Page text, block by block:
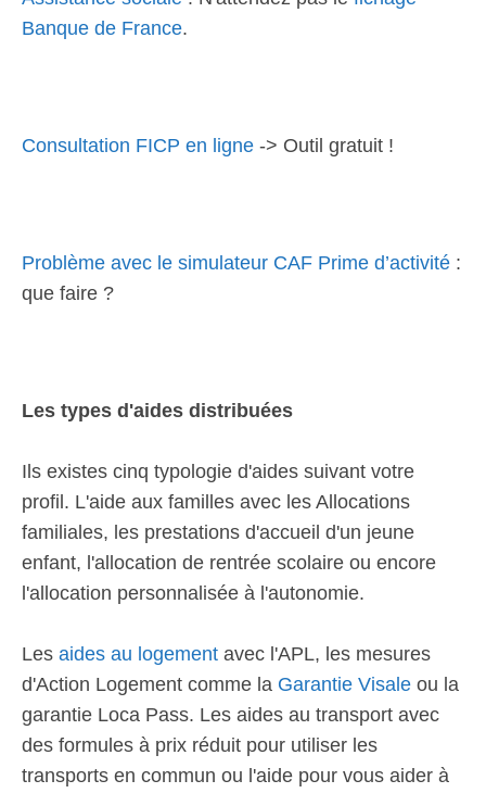
Banque de France.
Consultation FICP en ligne -> Outil gratuit !
Problème avec le simulateur CAF Prime d’activité :
que faire ?
Les types d'aides distribuées
Ils existes cinq typologie d'aides suivant votre
profil. L'aide aux familles avec les Allocations
familiales, les prestations d'accueil d'un jeune
enfant, l'allocation de rentrée scolaire ou encore
l'allocation personnalisée à l'autonomie.
Les aides au logement avec l'APL, les mesures
d'Action Logement comme la Garantie Visale ou la
garantie Loca Pass. Les aides au transport avec
des formules à prix réduit pour utiliser les
transports en commun ou l'aide pour vous aider à